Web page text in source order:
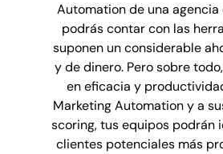
Automation de una
podrás contar con las
suponen un considerable
y de dinero. Pero sobre
en eficacia y
Marketing Automation y a
scoring, tus equipos podrán
clientes potenciales más